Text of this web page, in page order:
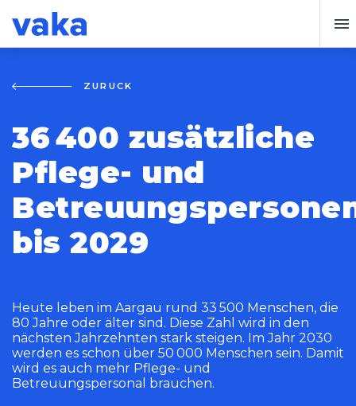
ZURÜCK
36 400 zusätzliche
Pflege- und
bis 2029
Heute leben im Aargau rund 33 500 Menschen, die
80 Jahre oder älter sind. Diese Zahl wird in den
nächsten Jahrzehnten stark steigen. Im Jahr 2030
werden es schon über 50 000 Menschen sein. Damit
wird es auch mehr Pflege- und
Betreuungspersonal brauchen.